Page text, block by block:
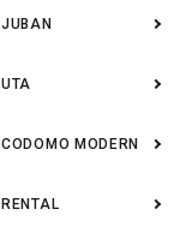
JUBAN
UTA
CODOMO MODERN
RENTAL